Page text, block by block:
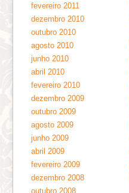
fevereiro 2011
dezembro 2010
outubro 2010
agosto 2010
junho 2010
abril 2010
fevereiro 2010
dezembro 2009
outubro 2009
agosto 2009
junho 2009
abril 2009
fevereiro 2009
dezembro 2008
outubro 2008